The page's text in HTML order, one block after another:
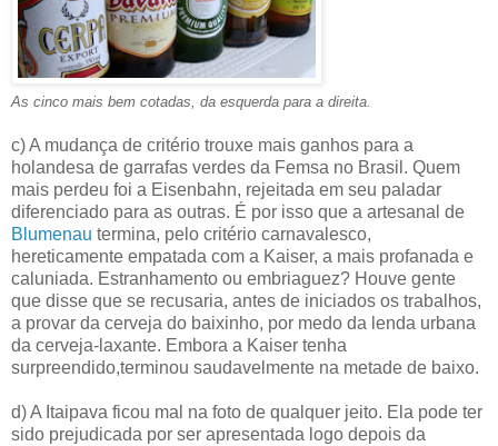
As cinco mais bem cotadas, da esquerda para a direita.
c) A mudança de critério trouxe mais ganhos para a
holandesa de garrafas verdes da Femsa no Brasil. Quem
mais perdeu foi a Eisenbahn, rejeitada em seu paladar
diferenciado para as outras. É por isso que a artesanal de
Blumenau termina, pelo critério carnavalesco,
hereticamente empatada com a Kaiser, a mais profanada e
caluniada. Estranhamento ou embriaguez? Houve gente
que disse que se recusaria, antes de iniciados os trabalhos,
a provar da cerveja do baixinho, por medo da lenda urbana
da cerveja-laxante. Embora a Kaiser tenha
surpreendido,terminou saudavelmente na metade de baixo.
d) A Itaipava ficou mal na foto de qualquer jeito. Ela pode ter
sido prejudicada por ser apresentada logo depois da